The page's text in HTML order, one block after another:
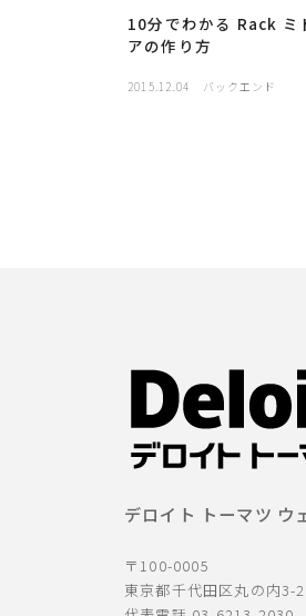
10分でわかる Rack ミ
アの作り方
2015.12.04 バックエンド
デロイト トーマツ ウ
〒100-0005
東京都千代田区丸の内3-